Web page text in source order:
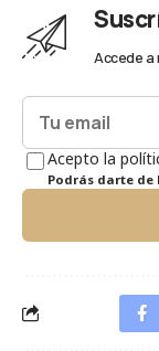
Accede a
Acepto la
Podrás darte